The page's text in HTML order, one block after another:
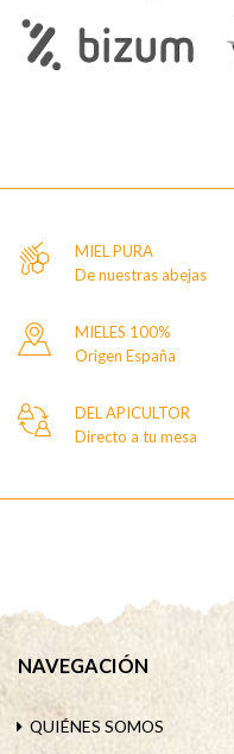
MIEL PURA
De nuestras abejas
MIELES 100%
Origen España
DEL APICULTOR
Directo a tu mesa
NAVEGACIÓN
QUIÉNES SOMOS